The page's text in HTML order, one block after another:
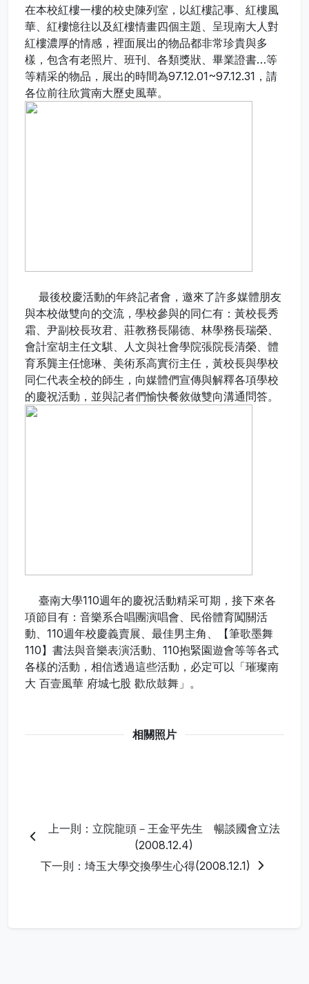
在本校紅樓一樓的校史陳列室，以紅樓記事、紅樓風
華、紅樓憶往以及紅樓情畫四個主題、呈現南大人對
紅樓濃厚的情感，裡面展出的物品都非常珍貴與多
樣，包含有老照片、班刊、各類獎狀、畢業證書…等
等精采的物品，展出的時間為97.12.01~97.12.31，請
各位前往欣賞南大歷史風華。
最後校慶活動的年終記者會，邀來了許多媒體朋友
與本校做雙向的交流，學校參與的同仁有：黃校長秀
霜、尹副校長玫君、莊教務長陽德、林學務長瑞榮、
會計室胡主任文騏、人文與社會學院張院長清榮、體
育系龔主任憶琳、美術系高實衍主任，黃校長與學校
同仁代表全校的師生，向媒體們宣傳與解釋各項學校
的慶祝活動，並與記者們愉快餐敘做雙向溝通問答。
臺南大學110週年的慶祝活動精采可期，接下來各
項節目有：音樂系合唱團演唱會、民俗體育闖關活
動、110週年校慶義賣展、最佳男主角、【筆歌墨舞
110】書法與音樂表演活動、110抱緊園遊會等等各式
各樣的活動，相信透過這些活動，必定可以「璀璨南
大 百壹風華 府城七股 歡欣鼓舞」。
相關照片
上一則：立院龍頭－王金平先生 暢談國會立法
(2008.12.4)
下一則：埼玉大學交換學生心得(2008.12.1)